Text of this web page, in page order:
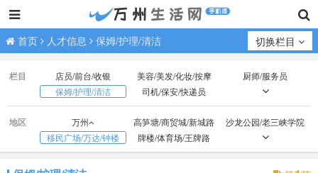
首页 人才信息 保姆/护理/清洁 切换栏目
栏目 店员/前台/收银 美容/美发/化妆/按摩
厨师/服务员
保姆/护理/清洁
司机/保安/快递员
技工/普工
业务/销售/营销
文员/助理/设计/策划
财会/出纳/库管
经营/行政/人事/后勤
教师/教练/助教
医生/护士
网络/电商/代练
钟点工/兼职/寒暑假工
在校生/实习
无具体意向求职
地区 万州 高笋塘/商贸城/新城路
沙龙公园/老三峡学院
移民广场/万达/钟楼
牌楼/体育场/王牌路
观音岩/光彩大市场
红光/小天鹅/国本路
外贸/双河口
火车站/龙都广场
百安坝/联合坝